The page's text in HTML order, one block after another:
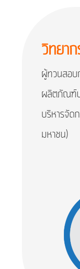
วิทยา
ผู้ทวนสอบ
ผลิตภัณฑ์ป
บริหารจัด
มหาชน)